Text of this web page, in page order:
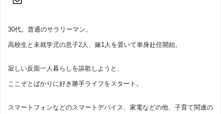
30代。普通のサラリーマン。
高校生と未就学児の息子2人、嫁1人を置いて単身赴任開始。
寂しい反面一人暮らしを謳歌しようと、
ここぞとばかりに好き勝手ライフをスタート。
スマートフォンなどのスマートデバイス、家電などの他、子育て関連の